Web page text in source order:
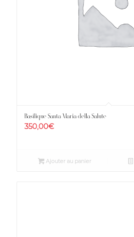
Basilique Santa Maria della Salute
350,00€
Ajouter au panier